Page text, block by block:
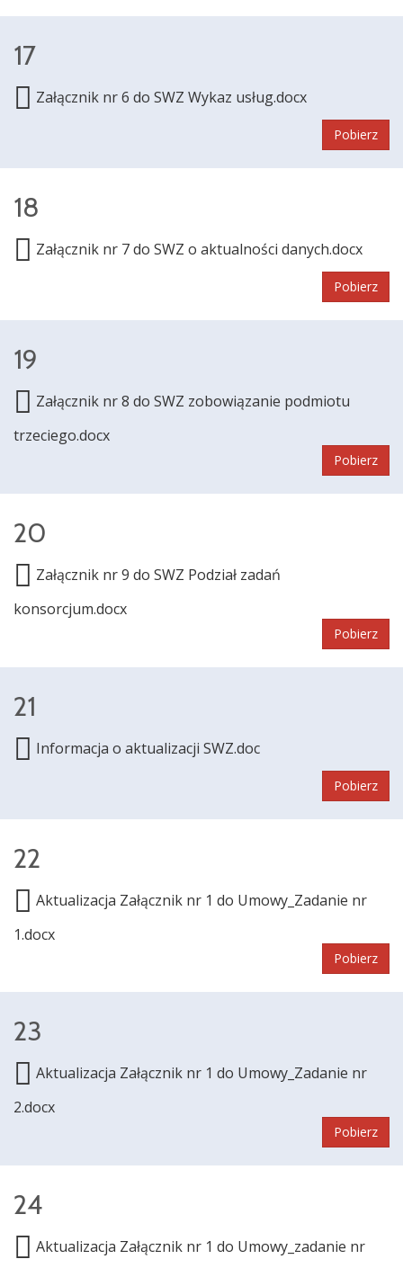
17
Załącznik nr 6 do SWZ Wykaz usług.docx
Pobierz
18
Załącznik nr 7 do SWZ o aktualności danych.docx
Pobierz
19
Załącznik nr 8 do SWZ zobowiązanie podmiotu
trzeciego.docx
Pobierz
20
Załącznik nr 9 do SWZ Podział zadań
konsorcjum.docx
Pobierz
21
Informacja o aktualizacji SWZ.doc
Pobierz
22
Aktualizacja Załącznik nr 1 do Umowy_Zadanie nr
1.docx
Pobierz
23
Aktualizacja Załącznik nr 1 do Umowy_Zadanie nr
2.docx
Pobierz
24
Aktualizacja Załącznik nr 1 do Umowy_zadanie nr